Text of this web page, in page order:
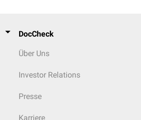
DocCheck
Über Uns
Investor Relations
Presse
Karriere